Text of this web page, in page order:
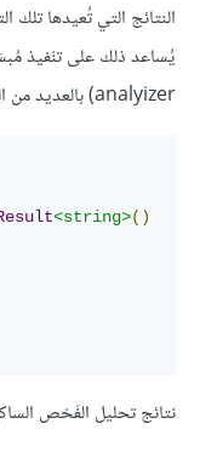
النتائج التي تُعيدها
analyizer) بالعديد من النتائج المُحتَملة. انظر المثال التالي:
<string>()
نتائج تحليل الفَحْص